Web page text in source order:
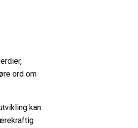
ord om
kan